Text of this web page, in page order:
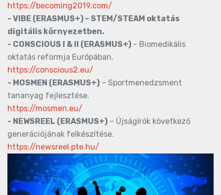
https://becoming2019.com/
- VIBE (ERASMUS+) – STEM/STEAM oktatás
digitális környezetben.
- CONSCIOUS I & II (ERASMUS+) – Biomedikális
oktatás reformja Európában.
https://conscious2.eu/
- MOSMEN (ERASMUS+) – Sportmenedzsment
tananyag fejlesztése.
https://mosmen.eu/
- NEWSREEL (ERASMUS+) – Újságírók következő
generációjának felkészítése.
https://newsreel.pte.hu/